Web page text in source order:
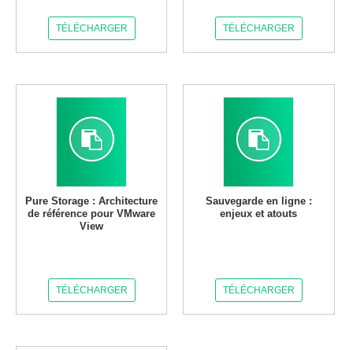
TÉLÉCHARGER TÉLÉCHARGER
Pure Storage : Architecture
de référence pour VMware
View
TÉLÉCHARGER
Sauvegarde en ligne :
enjeux et atouts
TÉLÉCHARGER